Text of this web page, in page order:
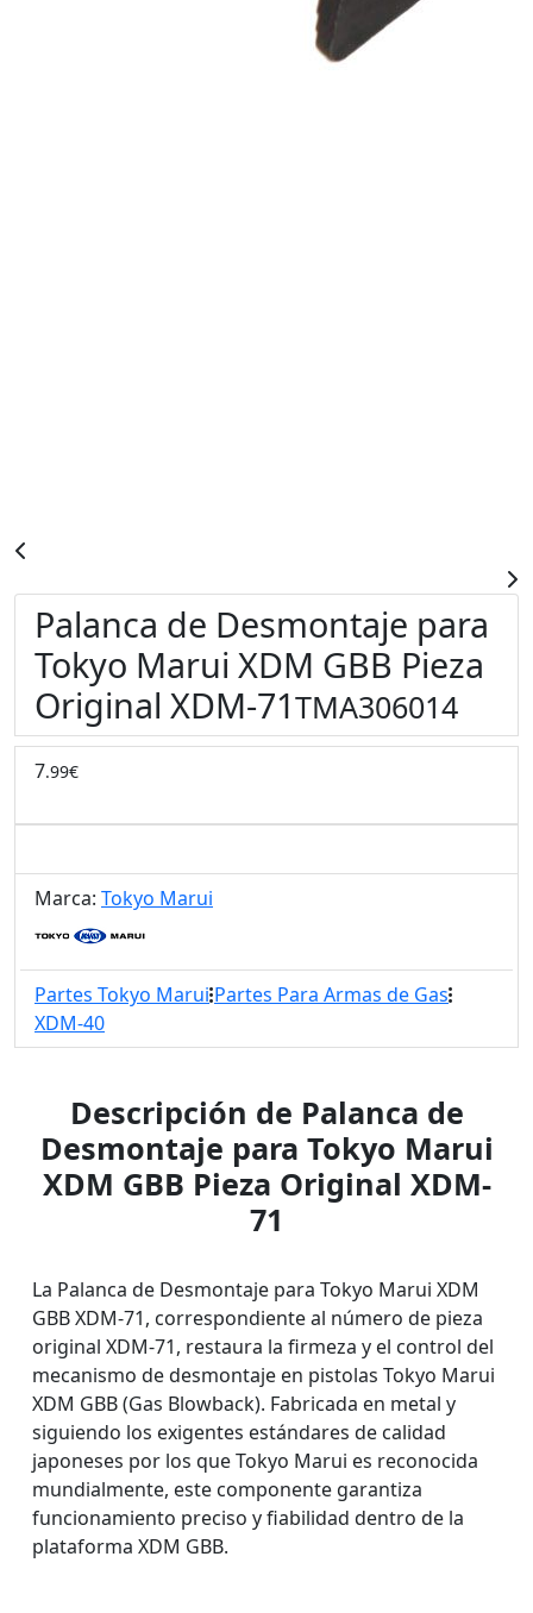
Palanca de Desmontaje para
Tokyo Marui XDM GBB Pieza
Original XDM-71TMA306014
7.99€
Marca: Tokyo Marui
Partes Tokyo Marui Partes Para Armas de Gas
XDM-40
Descripción de Palanca de
Desmontaje para Tokyo Marui
XDM GBB Pieza Original XDM-
71
La Palanca de Desmontaje para Tokyo Marui XDM
GBB XDM-71, correspondiente al número de pieza
original XDM-71, restaura la firmeza y el control del
mecanismo de desmontaje en pistolas Tokyo Marui
XDM GBB (Gas Blowback). Fabricada en metal y
siguiendo los exigentes estándares de calidad
japoneses por los que Tokyo Marui es reconocida
mundialmente, este componente garantiza
funcionamiento preciso y fiabilidad dentro de la
plataforma XDM GBB.